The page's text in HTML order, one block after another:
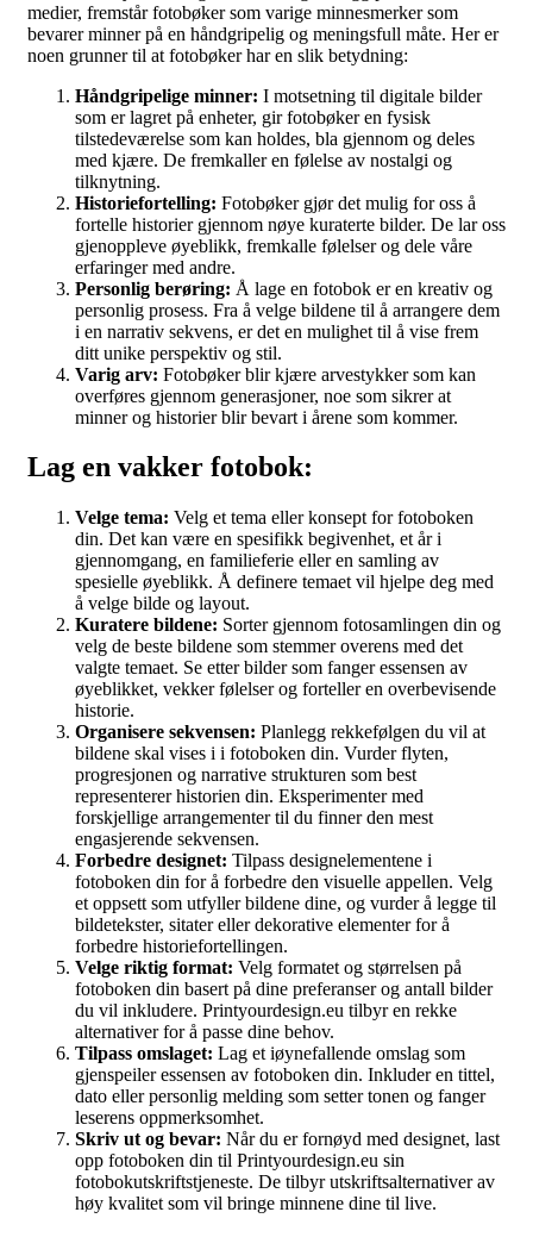
medier, fremstår fotobøker som varige minnesmerker som
bevarer minner på en håndgripelig og meningsfull måte. Her er
noen grunner til at fotobøker har en slik betydning:
Håndgripelige minner: I motsetning til digitale bilder
som er lagret på enheter, gir fotobøker en fysisk
tilstedeværelse som kan holdes, bla gjennom og deles
med kjære. De fremkaller en følelse av nostalgi og
tilknytning.
Historiefortelling: Fotobøker gjør det mulig for oss å
fortelle historier gjennom nøye kuraterte bilder. De lar oss
gjenoppleve øyeblikk, fremkalle følelser og dele våre
erfaringer med andre.
Personlig berøring: Å lage en fotobok er en kreativ og
personlig prosess. Fra å velge bildene til å arrangere dem
i en narrativ sekvens, er det en mulighet til å vise frem
ditt unike perspektiv og stil.
Varig arv: Fotobøker blir kjære arvestykker som kan
overføres gjennom generasjoner, noe som sikrer at
minner og historier blir bevart i årene som kommer.
Lag en vakker fotobok:
Velge tema: Velg et tema eller konsept for fotoboken
din. Det kan være en spesifikk begivenhet, et år i
gjennomgang, en familieferie eller en samling av
spesielle øyeblikk. Å definere temaet vil hjelpe deg med
å velge bilde og layout.
Kuratere bildene: Sorter gjennom fotosamlingen din og
velg de beste bildene som stemmer overens med det
valgte temaet. Se etter bilder som fanger essensen av
øyeblikket, vekker følelser og forteller en overbevisende
historie.
Organisere sekvensen: Planlegg rekkefølgen du vil at
bildene skal vises i i fotoboken din. Vurder flyten,
progresjonen og narrative strukturen som best
representerer historien din. Eksperimenter med
forskjellige arrangementer til du finner den mest
engasjerende sekvensen.
Forbedre designet: Tilpass designelementene i
fotoboken din for å forbedre den visuelle appellen. Velg
et oppsett som utfyller bildene dine, og vurder å legge til
bildetekster, sitater eller dekorative elementer for å
forbedre historiefortellingen.
Velge riktig format: Velg formatet og størrelsen på
fotoboken din basert på dine preferanser og antall bilder
du vil inkludere. Printyourdesign.eu tilbyr en rekke
alternativer for å passe dine behov.
Tilpass omslaget: Lag et iøynefallende omslag som
gjenspeiler essensen av fotoboken din. Inkluder en tittel,
dato eller personlig melding som setter tonen og fanger
leserens oppmerksomhet.
Skriv ut og bevar: Når du er fornøyd med designet, last
opp fotoboken din til Printyourdesign.eu sin
fotobokutskriftstjeneste. De tilbyr utskriftsalternativer av
høy kvalitet som vil bringe minnene dine til live.